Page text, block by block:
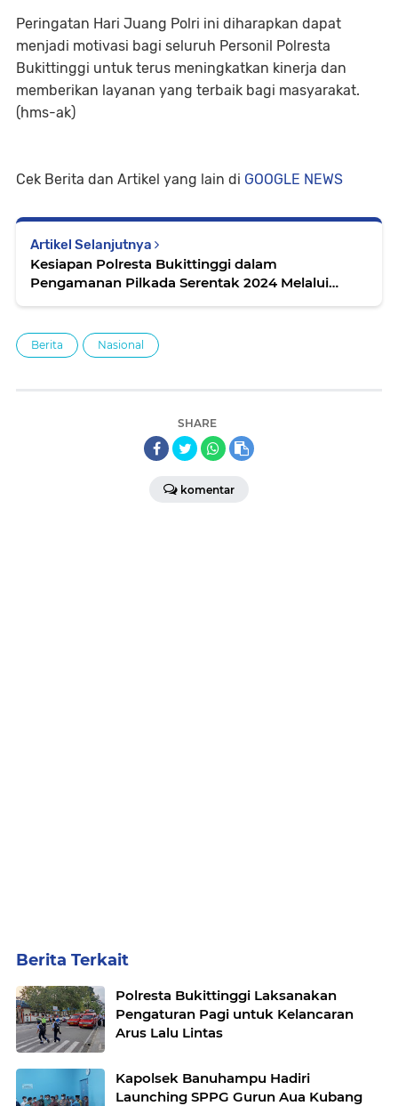
Peringatan Hari Juang Polri ini diharapkan dapat
menjadi motivasi bagi seluruh Personil Polresta
Bukittinggi untuk terus meningkatkan kinerja dan
memberikan layanan yang terbaik bagi masyarakat.
(hms-ak)
Cek Berita dan Artikel yang lain di GOOGLE NEWS
Artikel Selanjutnya
Kesiapan Polresta Bukittinggi dalam
Pengamanan Pilkada Serentak 2024 Melalui
Berita Nasional
SHARE
komentar
Berita Terkait
Polresta Bukittinggi Laksanakan
Pengaturan Pagi untuk Kelancaran
Arus Lalu Lintas
Kapolsek Banuhampu Hadiri
Launching SPPG Gurun Aua Kubang